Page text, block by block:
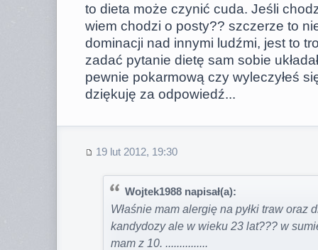
to dieta może czynić cuda. Jeśli
wiem chodzi o posty?? szczerze to
dominacji nad innymi ludźmi, jest to
zadać pytanie dietę sam sobie
pewnie pokarmową czy wyleczyłeś
dziękuję za odpowiedź...
19 lut 2012, 19:30
Wojtek1988 napisał(a):
Właśnie mam alergię na pyłki traw oraz
kandydozy ale w wieku 23 lat??? w
mam z 10. ...............